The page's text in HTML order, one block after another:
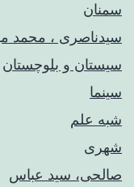
سمنان
سیدناصری ، محمد
سیستان و بلوچستان
سینما
شبه علم
شهری
صالحی، سید عباس